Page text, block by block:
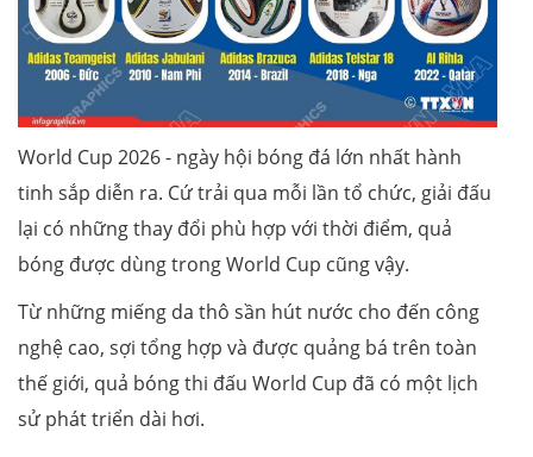
World Cup 2026 - ngày hội bóng đá lớn nhất hành
tinh sắp diễn ra. Cứ trải qua mỗi lần tổ chức, giải đấu
lại có những thay đổi phù hợp với thời điểm, quả
bóng được dùng trong World Cup cũng vậy.
Từ những miếng da thô sần hút nước cho đến công
nghệ cao, sợi tổng hợp và được quảng bá trên toàn
thế giới, quả bóng thi đấu World Cup đã có một lịch
sử phát triển dài hơi.